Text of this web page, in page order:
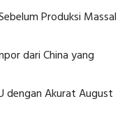
Produksi Massal
dari China yang
dengan AkuratAugust